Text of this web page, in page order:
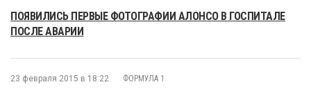
ПОЯВИЛИСЬ ПЕРВЫЕ ФОТОГРАФИИ АЛОНСО В ГОСПИТАЛЕ
ПОСЛЕ АВАРИИ
23 февраля 2015 в 18:22 ФОРМУЛА 1